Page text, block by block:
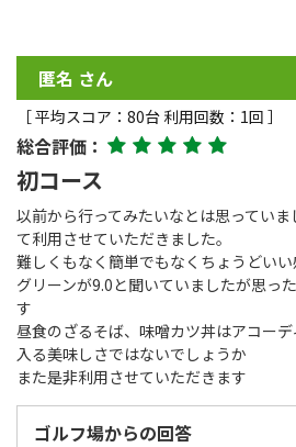
匿名 さん
［ 平均スコア：80台 利用回数：1回 ］
総合評価：
初コース
以前から行ってみたいなとは思ってい
て利用させていただきました。
難しくもなく簡単でもなくちょうどい
グリーンが9.0と聞いていましたが思っ
す
昼食のざるそば、味噌カツ丼はアコー
入る美味しさではないでしょうか
また是非利用させていただきます
ゴルフ場からの回答